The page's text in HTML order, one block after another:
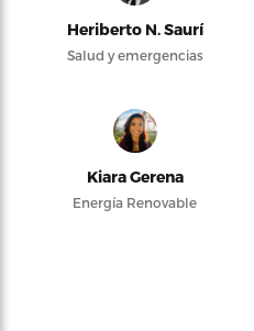
Heriberto N. Saurí
Salud y emergencias
Kiara Gerena
Energía Renovable